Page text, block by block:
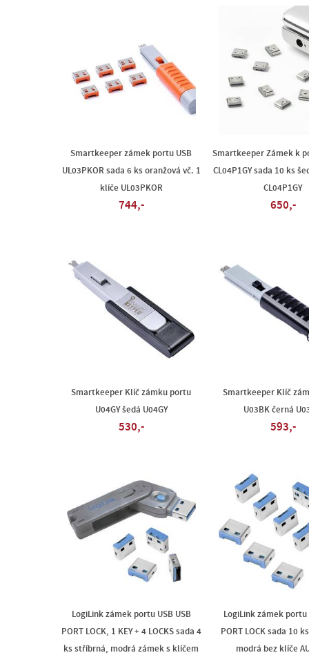
Smartkeeper zámek portu USB
UL03PKOR sada 6 ks oranžová vč. 1
klíče UL03PKOR
744,-
Smartkeeper Zámek k
CL04P1GY sada 10 ks
CL04P1GY
650,-
Smartkeeper Klíč zámku portu
U04GY šedá U04GY
530,-
Smartkeeper Klíč
U03BK černá
593,-
LogiLink zámek portu USB USB
PORT LOCK, 1 KEY + 4 LOCKS sada 4
ks stříbrná, modrá zámek s klíčem
LogiLink zámek portu
PORT LOCK sada 10
modrá bez klíče